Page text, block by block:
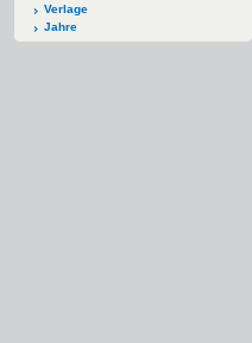
Verlage
Jahre